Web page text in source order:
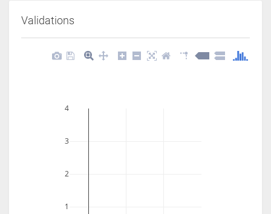
Validations
1
2
3
4